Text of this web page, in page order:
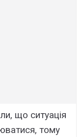
що cитyaція
томy